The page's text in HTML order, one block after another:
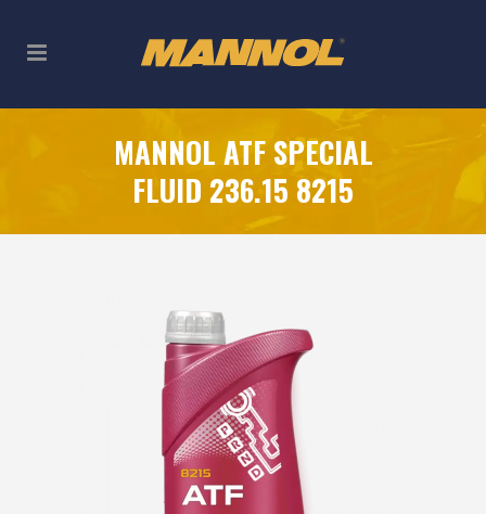
MANNOL ATF SPECIAL
FLUID 236.15 8215